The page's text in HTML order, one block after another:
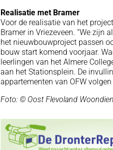
Realisatie met Bramer
Voor de realisatie van het
Bramer in Vriezeveen. “We zijn
het nieuwbouwproject passen
bouw start komend voorjaar.
leerlingen van het Almere
aan het Stationsplein. De
appartementen van OFW
Foto: © Oost Flevoland